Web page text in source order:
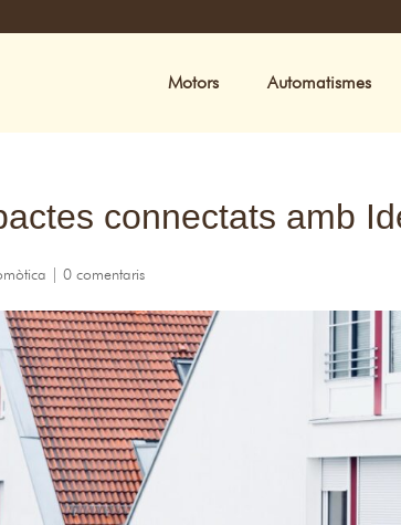
Motors Automatismes
connectats amb
|0 comentaris